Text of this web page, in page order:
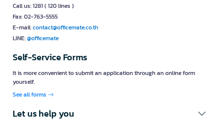
Call us: 1281 ( 120 lines )
Fax: 02-763-5555
E-mail:contact@officemate.co.th
LINE:@officemate
Self-Service Forms
It is more convenient to submit an application through an online form
yourself.
See all forms
Let us help you